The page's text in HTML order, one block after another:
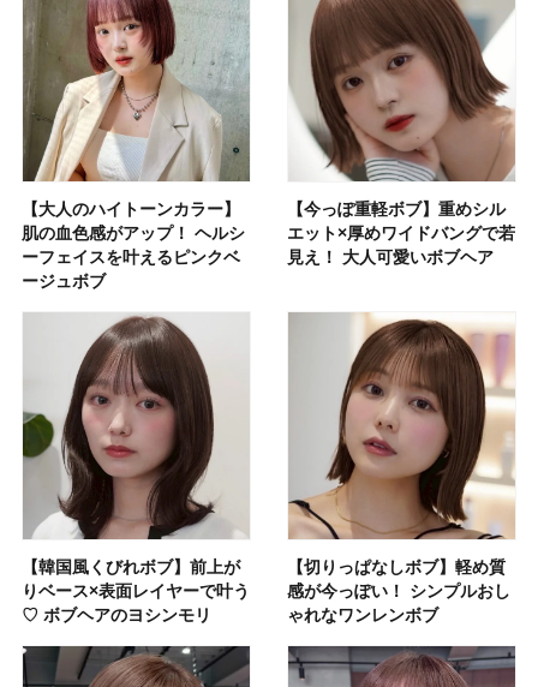
【大人のハイトーンカラー】
肌の血色感がアップ！ ヘルシ
ーフェイスを叶えるピンクベ
ージュボブ
【今っぽ重軽ボブ】重めシル
エット×厚めワイドバングで若
見え！ 大人可愛いボブヘア
【韓国風くびれボブ】前上が
りベース×表面レイヤーで叶う
♡ ボブヘアのヨシンモリ
【切りっぱなしボブ】軽め質
感が今っぽい！ シンプルおし
ゃれなワンレンボブ